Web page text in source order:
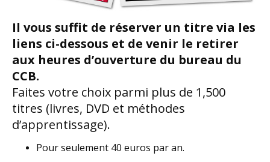
Il vous suffit de réserver un titre via les
liens ci-dessous et de venir le retirer
aux heures d’ouverture du bureau du
CCB.
Faites votre choix parmi plus de 1,500
titres (livres, DVD et méthodes
d’apprentissage).
Pour seulement 40 euros par an.